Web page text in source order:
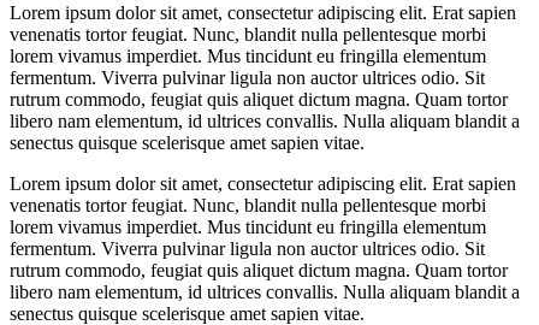
Lorem ipsum dolor sit amet, consectetur adipiscing elit. Erat sapien
venenatis tortor feugiat. Nunc, blandit nulla pellentesque morbi
lorem vivamus imperdiet. Mus tincidunt eu fringilla elementum
fermentum. Viverra pulvinar ligula non auctor ultrices odio. Sit
rutrum commodo, feugiat quis aliquet dictum magna. Quam tortor
libero nam elementum, id ultrices convallis. Nulla aliquam blandit a
senectus quisque scelerisque amet sapien vitae.
Lorem ipsum dolor sit amet, consectetur adipiscing elit. Erat sapien
venenatis tortor feugiat. Nunc, blandit nulla pellentesque morbi
lorem vivamus imperdiet. Mus tincidunt eu fringilla elementum
fermentum. Viverra pulvinar ligula non auctor ultrices odio. Sit
rutrum commodo, feugiat quis aliquet dictum magna. Quam tortor
libero nam elementum, id ultrices convallis. Nulla aliquam blandit a
senectus quisque scelerisque amet sapien vitae.